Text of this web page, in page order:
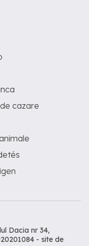
cazare
Dacia nr 34,
- site de